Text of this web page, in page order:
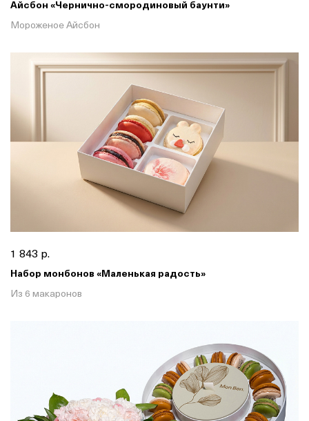
Айсбон «Чернично-смородиновый баунти»
Мороженое Айсбон
1 843 р.
Набор монбонов «Маленькая радость»
Из 6 макаронов